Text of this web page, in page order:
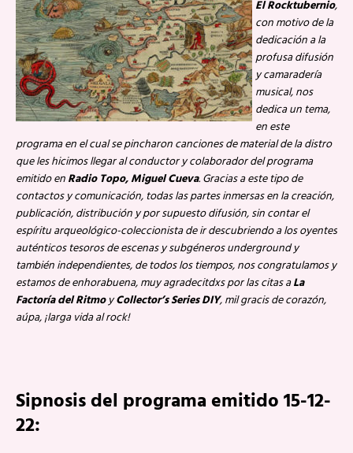
El Rocktubernio,
con motivo de la
dedicación a la
profusa difusión
y camaradería
musical, nos
dedica un tema,
en este
programa en el cual se pincharon canciones de material de la distro
que les hicimos llegar al conductor y colaborador del programa
emitido enRadio Topo, Miguel Cueva. Gracias a este tipo de
contactos y comunicación, todas las partes inmersas en la creación,
publicación, distribución y por supuesto difusión, sin contar el
espíritu arqueológico-coleccionista de ir descubriendo a los oyentes
auténticos tesoros de escenas y subgéneros underground y
también independientes, de todos los tiempos, nos congratulamos y
estamos de enhorabuena, muy agradecitdxs por las citas aLa
Factoría del RitmoyCollector’s Series DIY, mil gracis de corazón,
aúpa, ¡larga vida al rock!
Sipnosis del programa emitido 15-12-
22: